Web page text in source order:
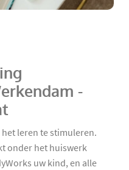
-
leren te stimuleren.
onder het huiswerk
uw kind, en alle